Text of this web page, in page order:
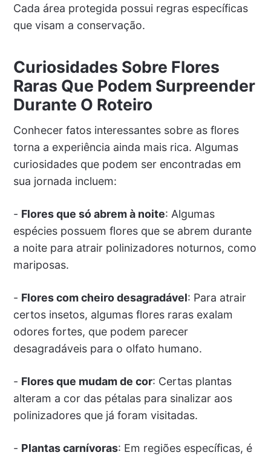
Cada área protegida possui regras específicas
que visam a conservação.
Curiosidades Sobre Flores
Raras Que Podem Surpreender
Durante O Roteiro
Conhecer fatos interessantes sobre as flores
torna a experiência ainda mais rica. Algumas
curiosidades que podem ser encontradas em
sua jornada incluem:
- Flores que só abrem à noite: Algumas
espécies possuem flores que se abrem durante
a noite para atrair polinizadores noturnos, como
mariposas.
- Flores com cheiro desagradável: Para atrair
certos insetos, algumas flores raras exalam
odores fortes, que podem parecer
desagradáveis para o olfato humano.
- Flores que mudam de cor: Certas plantas
alteram a cor das pétalas para sinalizar aos
polinizadores que já foram visitadas.
- Plantas carnívoras: Em regiões específicas, é